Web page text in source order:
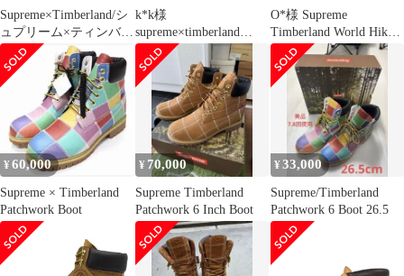
Supreme×Timberland/シ
ュプリーム×ティンバー
ランド Patchwork 6 Inch
Premium Boot/6インチ
ブーツ
TB0A5TBZW05/27
k*k様
supreme×timberland
Patchwork 6 Inch
O*様 Supreme
Timberland World Hiker
Boot
¥ 60,000
Supreme × Timberland
Patchwork Boot
¥ 70,000
Supreme Timberland
Patchwork 6 Inch Boot
¥33,000
Supreme/Timberland
Patchwork 6 Boot 26.5